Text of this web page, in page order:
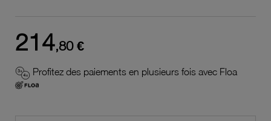
214,80 €
Profitez des paiements en plusieurs fois avec Floa